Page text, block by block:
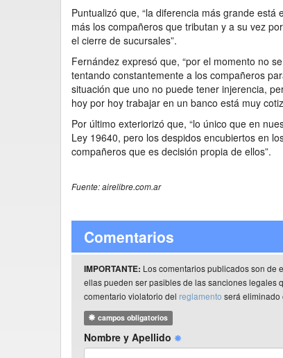
Puntualizó que, “la diferencia más grande
más los compañeros que tributan y a su vez
el cierre de sucursales”.
Fernández expresó que, “por el momento no
tentando constantemente a los compañeros
situación que uno no puede tener injerencia,
hoy por hoy trabajar en un banco está muy
Por último exteriorizó que, “lo único que en
Ley 19640, pero los despidos encubiertos en
compañeros que es decisión propia de ellos”.
Fuente: airelibre.com.ar
Comentarios
IMPORTANTE: Los comentarios publicados son de
ellas pueden ser pasibles de las sanciones legales
comentario violatorio del reglamento será eliminado
campos obligatorios
Nombre y Apellido